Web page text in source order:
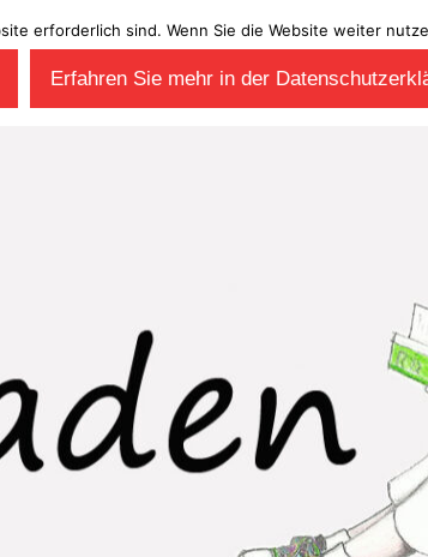
erforderlich sind. Wenn Sie die Website weiter
Erfahren Sie mehr in der